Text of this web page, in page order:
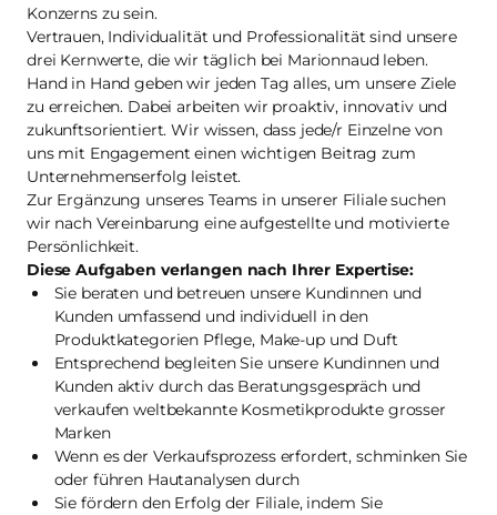
Konzerns zu sein.
Vertrauen, Individualität und Professionalität sind unsere
drei Kernwerte, die wir täglich bei Marionnaud leben.
Hand in Hand geben wir jeden Tag alles, um unsere Ziele
zu erreichen. Dabei arbeiten wir proaktiv, innovativ und
zukunftsorientiert. Wir wissen, dass jede/r Einzelne von
uns mit Engagement einen wichtigen Beitrag zum
Unternehmenserfolg leistet.
Zur Ergänzung unseres Teams in unserer Filiale suchen
wir nach Vereinbarung eine aufgestellte und motivierte
Persönlichkeit.
Diese Aufgaben verlangen nach Ihrer Expertise:
Sie beraten und betreuen unsere Kundinnen und
Kunden umfassend und individuell in den
Produktkategorien Pflege, Make-up und Duft
Entsprechend begleiten Sie unsere Kundinnen und
Kunden aktiv durch das Beratungsgespräch und
verkaufen weltbekannte Kosmetikprodukte grosser
Marken
Wenn es der Verkaufsprozess erfordert, schminken Sie
oder führen Hautanalysen durch
Sie fördern den Erfolg der Filiale, indem Sie